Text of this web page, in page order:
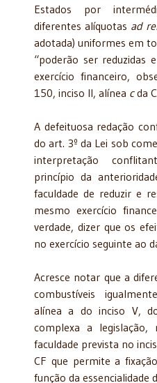
Estados por
diferentes alíquotas ad
adotada) uniformes em
“poderão ser reduzidas
exercício financeiro,
150, inciso II, alínea cda
A defeituosa redação
do art. 3º da Lei sob
interpretação
princípio da
faculdade de reduzir e
mesmo exercício
verdade, dizer que os
no exercício seguinte ao
Acresce notar que a
combustíveis
alínea a do inciso V,
complexa a
faculdade prevista no
CF que permite a
função da essencialidade